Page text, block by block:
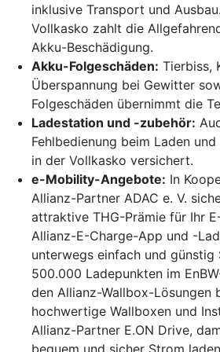
inklusive Transport und
Vollkasko zahlt die
Akku-Beschädigung.
Akku-Folgeschäden: Tierbiss,
Überspannung bei Gewitter
Folgeschäden übernimmt die
Ladestation und -zubehör:
Fehlbedienung beim Laden
in der Vollkasko versichert.
e-Mobility-Angebote: In
Allianz-Partner ADAC e. V.
attraktive THG-Prämie für Ihr
Allianz-E-Charge-App und -
unterwegs einfach und günstig
500.000 Ladepunkten im
den Allianz-Wallbox-Lösungen
hochwertige Wallboxen und
Allianz-Partner E.ON Drive,